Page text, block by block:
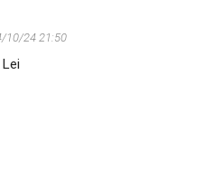
10/24 21:50